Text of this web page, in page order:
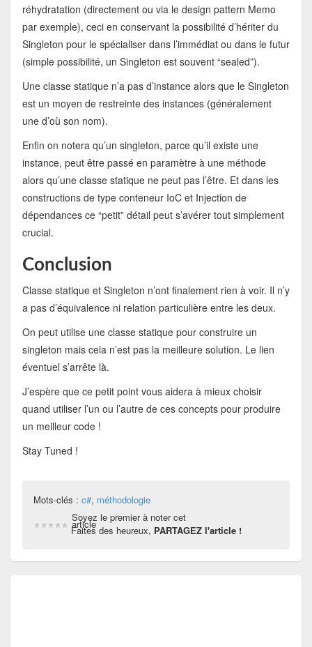
réhydratation (directement ou via le design pattern Memo
par exemple), ceci en conservant la possibilité d’hériter du
Singleton pour le spécialiser dans l’immédiat ou dans le futur
(simple possibilité, un Singleton est souvent “sealed”).
Une classe statique n’a pas d’instance alors que le Singleton
est un moyen de restreinte des instances (généralement
une d’où son nom).
Enfin on notera qu’un singleton, parce qu’il existe une
instance, peut être passé en paramètre à une méthode
alors qu’une classe statique ne peut pas l’être. Et dans les
constructions de type conteneur IoC et Injection de
dépendances ce “petit” détail peut s’avérer tout simplement
crucial.
Conclusion
Classe statique et Singleton n’ont finalement rien à voir. Il n’y
a pas d’équivalence ni relation particulière entre les deux.
On peut utilise une classe statique pour construire un
singleton mais cela n’est pas la meilleure solution. Le lien
éventuel s’arrête là.
J’espère que ce petit point vous aidera à mieux choisir
quand utiliser l’un ou l’autre de ces concepts pour produire
un meilleur code !
Stay Tuned !
Mots-clés : c#, méthodologie
Soyez le premier à noter cet
article
Faites des heureux, PARTAGEZ l'article !